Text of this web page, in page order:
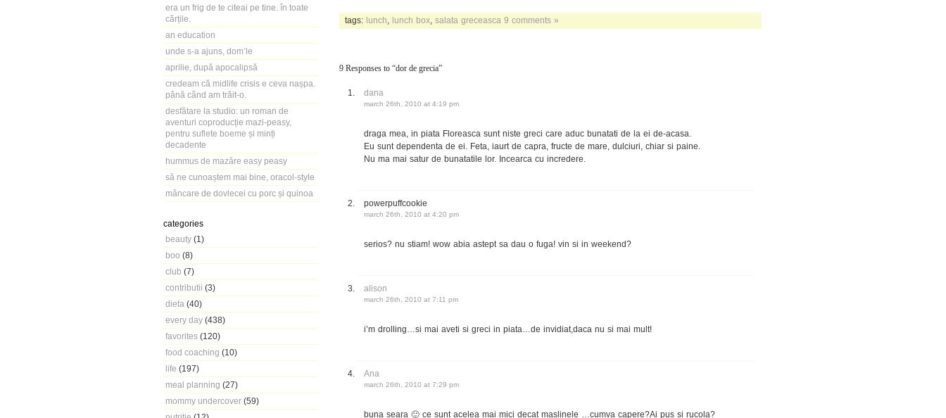
era un frig de te citeai pe tine. în toate
cărțile.
an education
unde s-a ajuns, dom’le
aprilie, după apocalipsă
credeam că midlife crisis e ceva nașpa.
până când am trăit-o.
desfătare la studio: un roman de
aventuri coproducție mazi-peasy,
pentru suflete boeme și minți
decadente
hummus de mazăre easy peasy
să ne cunoaștem mai bine, oracol-style
mâncare de dovlecei cu porc și quinoa
categories
beauty (1)
boo (8)
club (7)
contributii (3)
dieta (40)
every day (438)
favorites (120)
food coaching (10)
life (197)
meal planning (27)
mommy undercover (59)
tags: lunch lunch box salata greceasca 9 comments »
9 Responses to “dor de grecia”
dana
march 26th, 2010 at 4:19 pm
draga mea, in piata Floreasca sunt niste greci care aduc bunatati de la ei de-acasa.
Eu sunt dependenta de ei. Feta, iaurt de capra, fructe de mare, dulciuri, chiar si paine.
Nu ma mai satur de bunatatile lor. Incearca cu incredere.
powerpuffcookie
march 26th, 2010 at 4:20 pm
serios? nu stiam! wow abia astept sa dau o fuga! vin si in weekend?
alison
march 26th, 2010 at 7:11 pm
i’m drolling…si mai aveti si greci in piata…de invidiat,daca nu si mai mult!
Ana
march 26th, 2010 at 7:29 pm
buna seara 🙂 ce sunt acelea mai mici decat maslinele …cumva capere?Ai pus si rucola?